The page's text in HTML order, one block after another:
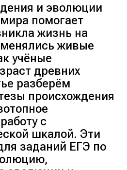
и эволюции
помогает
жизнь на
живые
учёные
древних
разберём
происхождения
с
шкалой. Эти
заданий ЕГЭ по